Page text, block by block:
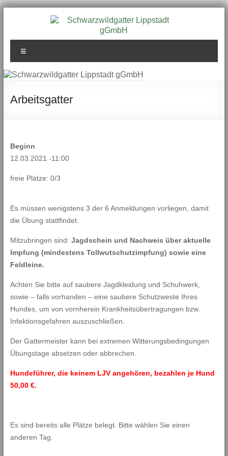
Schwarzwildgatter
Lippstadt gGmbH
Arbeitsgatter
Beginn
12.03.2021 -11:00
freie Plätze: 0/3
Es müssen wenigstens 3 der 6 Anmeldungen vorliegen, damit
die Übung stattfindet.
Mitzubringen sind: Jagdschein und Nachweis über aktuelle
Impfung (mindestens Tollwutschutzimpfung) sowie eine
Feldleine.
Achten Sie bitte auf saubere Jagdkleidung und Schuhwerk,
sowie – falls vorhanden – eine saubere Schutzweste Ihres
Hundes, um von vornherein Krankheitsübertragungen bzw.
Infektionsgefahren auszuschließen.
Der Gattermeister kann bei extremen Witterungsbedingungen
Übungstage absetzen oder abbrechen.
Hundeführer, die keinem LJV angehören, bezahlen je Hund
50,00 €.
Es sind bereits alle Plätze belegt. Bitte wählen Sie einen
anderen Tag.